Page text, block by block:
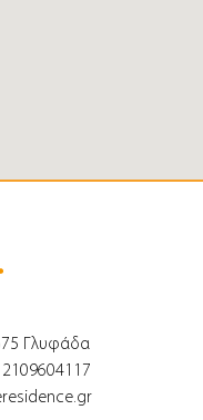
Γλυφάδα